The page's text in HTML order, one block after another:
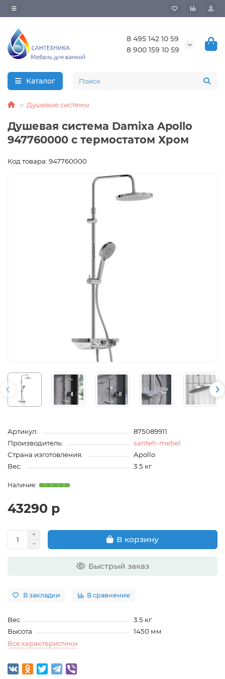
8 495 142 10 59
8 900 159 10 59
Каталог
Душевые системы
Душевая система Damixa Apollo
947760000 с термостатом Хром
Код товара: 947760000
Артикул:
875089911
Производитель:
santeh-mebel
Страна изготовления:
Apollo
Вес:
3.5 кг
43290 р
В корзину
Быстрый заказ
В закладки В сравнение
Вес
3.5 кг
Высота
1450 мм
Все характеристики